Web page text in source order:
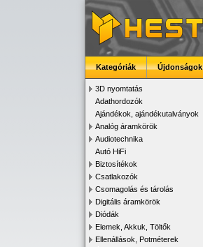
Kategóriák Újdonságok
3D nyomtatás
Adathordozók
Ajándékok, ajándékutalványok
Analóg áramkörök
Audiotechnika
Autó HiFi
Biztosítékok
Csatlakozók
Csomagolás és tárolás
Digitális áramkörök
Diódák
Elemek, Akkuk, Töltők
Ellenállások, Potméterek